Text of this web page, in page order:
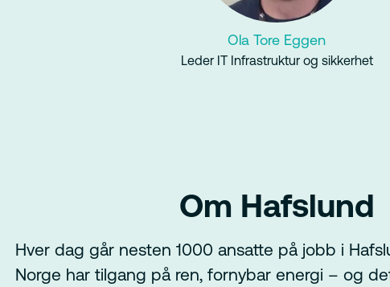
Ola Tore Eggen
Leder IT Infrastruktur og sikkerhet
Om Hafslund
Hver dag går nesten 1000 ansatte på jobb i
Norge har tilgang på ren, fornybar energi – og